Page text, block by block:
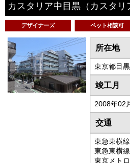
カスタリア中目黒 （カスタリ
デザイナーズ ペット相談可
所在地
東京都目
竣工月
2008年02
交通
東急東横
東急東横
東京メト